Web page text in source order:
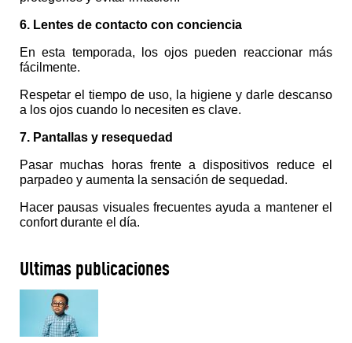
6. Lentes de contacto con conciencia
En esta temporada, los ojos pueden reaccionar más
fácilmente.
Respetar el tiempo de uso, la higiene y darle descanso
a los ojos cuando lo necesiten es clave.
7. Pantallas y resequedad
Pasar muchas horas frente a dispositivos reduce el
parpadeo y aumenta la sensación de sequedad.
Hacer pausas visuales frecuentes ayuda a mantener el
confort durante el día.
Últimas publicaciones